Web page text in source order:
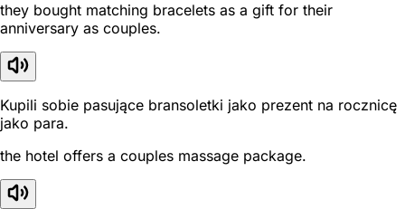
they bought matching bracelets as a gift for their
anniversary as couples.
Kupili sobie pasujące bransoletki jako prezent na rocznicę
jako para.
the hotel offers a couples massage package.